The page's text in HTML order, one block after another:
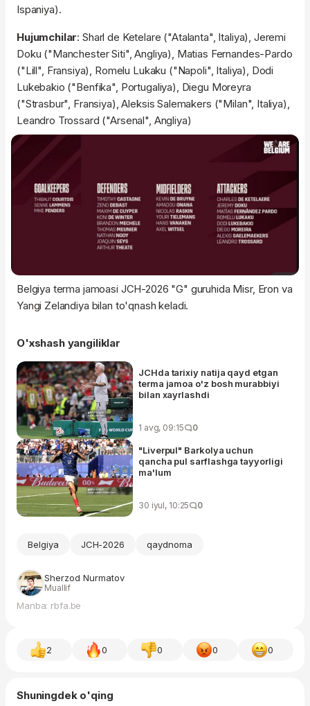
Ispaniya).
Hujumchilar: Sharl de Ketelare ("Atalanta", Italiya), Jeremi
Doku ("Manchester Siti", Angliya), Matias Fernandes-Pardo
("Lill", Fransiya), Romelu Lukaku ("Napoli", Italiya), Dodi
Lukebakio ("Benfika", Portugaliya), Diegu Moreyra
("Strasbur", Fransiya), Aleksis Salemakers ("Milan", Italiya),
Leandro Trossard ("Arsenal", Angliya)
Belgiya terma jamoasi JCH-2026 "G" guruhida Misr, Eron va
Yangi Zelandiya bilan to'qnash keladi.
O'xshash yangiliklar
JCHda tarixiy natija qayd etgan
terma jamoa o'z bosh murabbiyi
bilan xayrlashdi
1 avg, 09:15 0
"Liverpul" Barkolya uchun
qancha pul sarflashga tayyorligi
ma'lum
30 iyul, 10:25 0
Belgiya JCH-2026 qaydnoma
Sherzod Nurmatov
Muallif
Manba: rbfa.be
2 0 0 0 0
Shuningdek o'qing